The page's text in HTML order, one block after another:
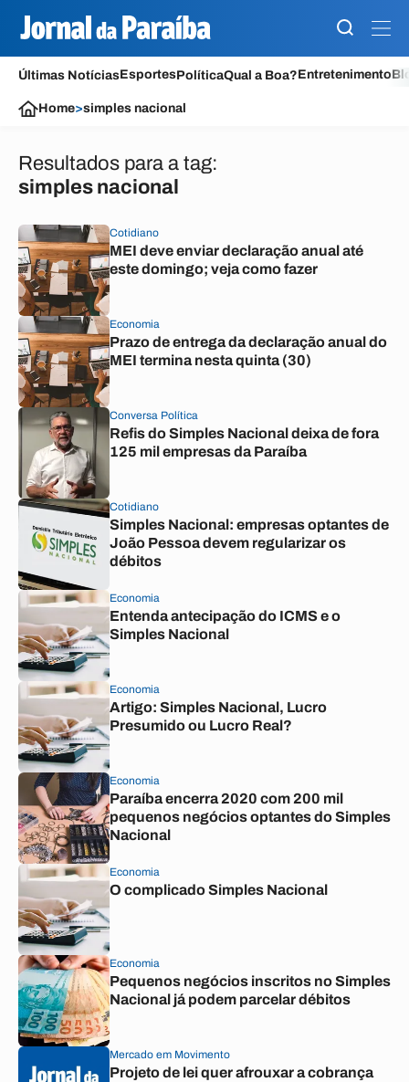
Últimas NotíciasEsportesPolíticaQual a Boa?Entretenimento
Home>simples nacional
Resultados para a tag:
simples nacional
Cotidiano
MEI deve enviar declaração anual até
este domingo; veja como fazer
Economia
Prazo de entrega da declaração anual do
MEI termina nesta quinta (30)
Conversa Política
Refis do Simples Nacional deixa de fora
125 mil empresas da Paraíba
Cotidiano
Simples Nacional: empresas optantes de
João Pessoa devem regularizar os
débitos
Economia
Entenda antecipação do ICMS e o
Simples Nacional
Economia
Artigo: Simples Nacional, Lucro
Presumido ou Lucro Real?
Economia
Paraíba encerra 2020 com 200 mil
pequenos negócios optantes do Simples
Nacional
Economia
O complicado Simples Nacional
Economia
Pequenos negócios inscritos no Simples
Nacional já podem parcelar débitos
Mercado em Movimento
Projeto de lei quer afrouxar a cobrança